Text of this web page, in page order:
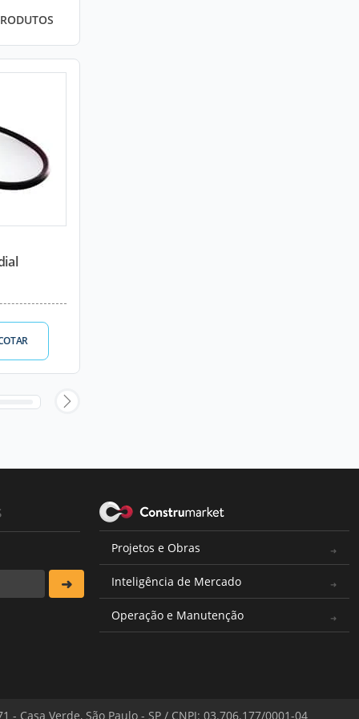
Projetos e Obras
Inteligência de Mercado
Operação e Manutenção
- Casa Verde, São Paulo - SP / CNPJ: 03.706.177/0001-04